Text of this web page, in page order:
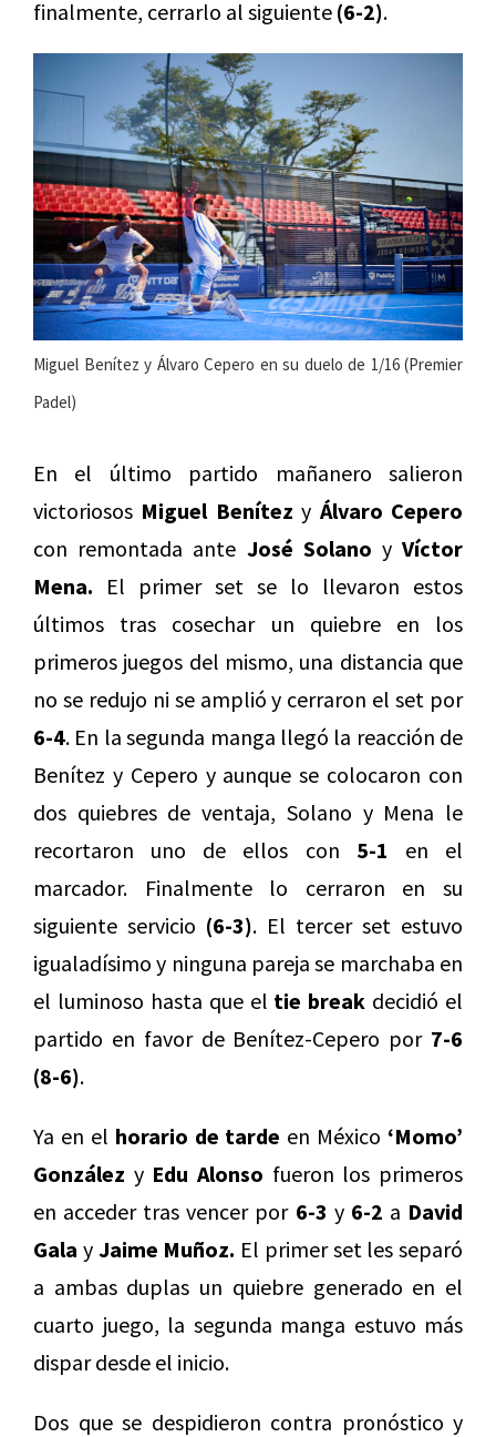
finalmente, cerrarlo al siguiente (6-2).
Miguel Benítez y Álvaro Cepero en su duelo de 1/16 (Premier
Padel)
En el último partido mañanero salieron
victoriosos Miguel Benítezy Álvaro Cepero
con remontada ante José Solano yVíctor
Mena. El primer set se lo llevaron estos
últimos tras cosechar un quiebre en los
primeros juegos del mismo, una distancia que
no se redujo ni se amplió y cerraron el set por
6-4. En la segunda manga llegó la reacción de
Benítez y Cepero y aunque se colocaron con
dos quiebres de ventaja, Solano y Mena le
recortaron uno de ellos con 5-1 en el
marcador. Finalmente lo cerraron en su
siguiente servicio (6-3). El tercer set estuvo
igualadísimo y ninguna pareja se marchaba en
el luminoso hasta que el tie break decidió el
partido en favor de Benítez-Cepero por 7-6
(8-6).
Ya en el horario de tarde en México ‘Momo’
González yEdu Alonso fueron los primeros
en acceder tras vencer por 6-3 y6-2 a David
Gala y Jaime Muñoz. El primer set les separó
a ambas duplas un quiebre generado en el
cuarto juego, la segunda manga estuvo más
dispar desde el inicio.
Dos que se despidieron contra pronóstico y